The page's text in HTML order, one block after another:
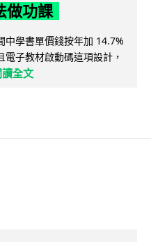
做功課
中學書單價錢按年加 14.7%
子教材啟動碼這項設計，
讀全文